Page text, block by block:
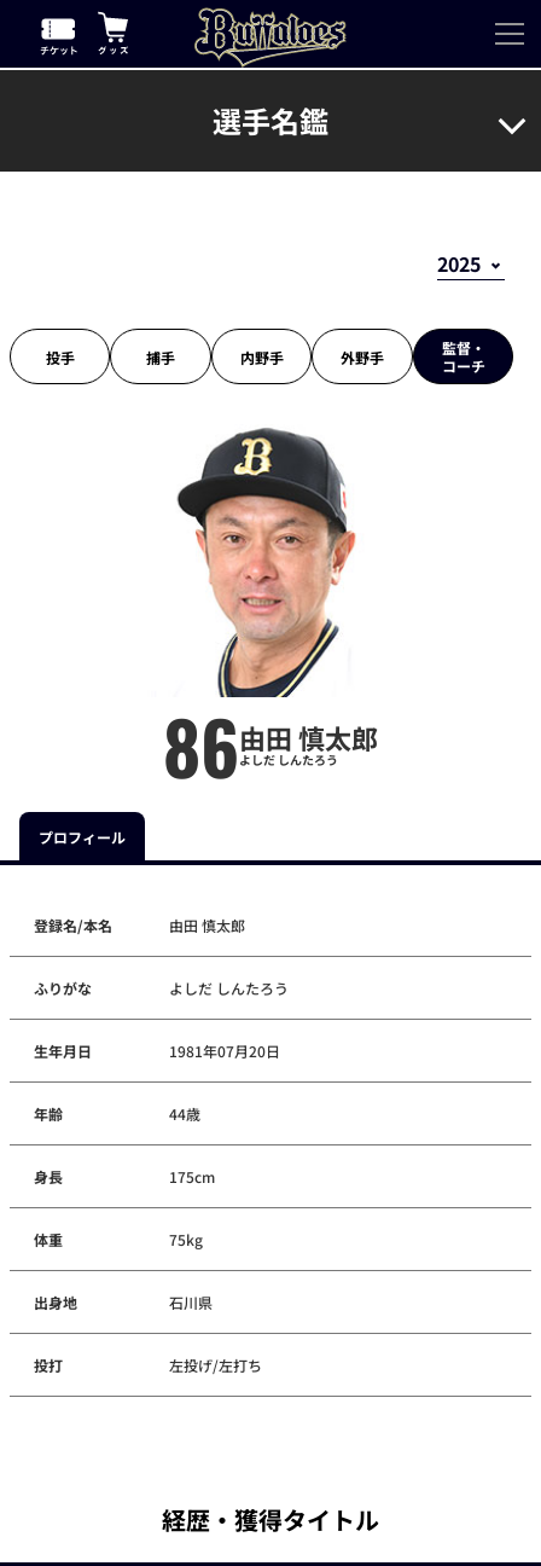
選手名鑑
投手 捕手 内野手 外野手
監督・
コーチ
86由田 慎太郎
よしだ しんたろう
プロフィール
登録名/本名 由田 慎太郎
ふりがな よしだ しんたろう
生年月日 1981年07月20日
年齢 44歳
身長 175cm
体重 75kg
出身地 石川県
投打 左投げ/左打ち
経歴・獲得タイトル